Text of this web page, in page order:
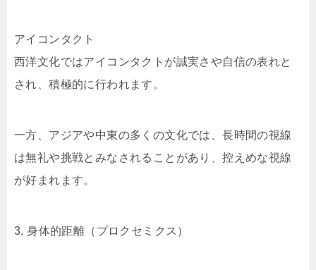
アイコンタクト
西洋文化ではアイコンタクトが誠実さや自信の表れと
され、積極的に行われます。
一方、アジアや中東の多くの文化では、長時間の視線
は無礼や挑戦とみなされることがあり、控えめな視線
が好まれます。
3. 身体的距離（プロクセミクス）